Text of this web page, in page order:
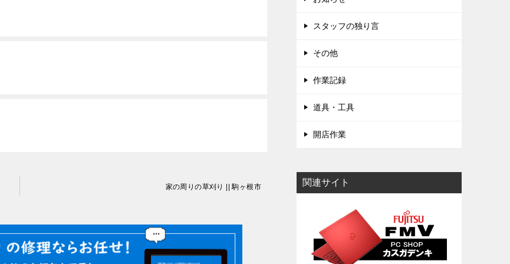
家の周りの草刈り || 駒ヶ根市
スタッフの独り言
その他
作業記録
道具・工具
開店作業
関連サイト